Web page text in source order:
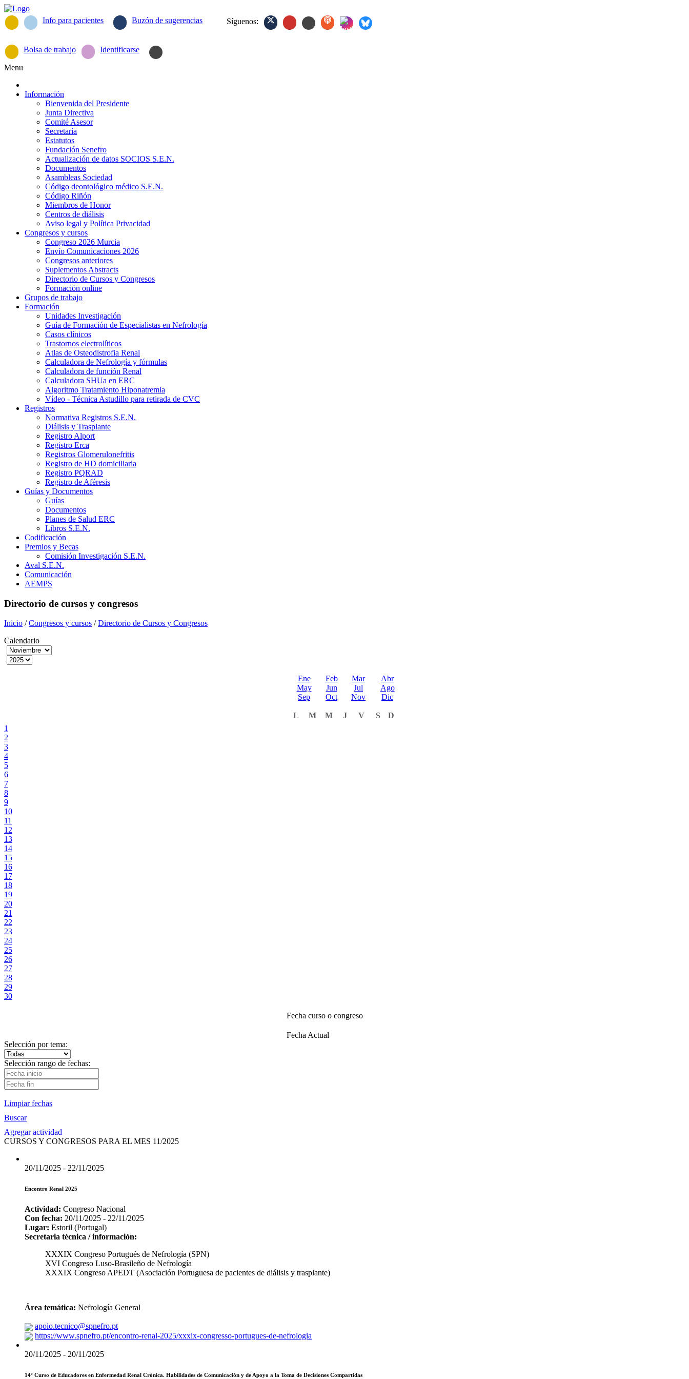
Info para pacientes Buzón de sugerencias Síguenos:
Bolsa de trabajo Identificarse
Menu
Información
Bienvenida del Presidente
Junta Directiva
Comité Asesor
Secretaría
Estatutos
Fundación Senefro
Actualización de datos SOCIOS S.E.N.
Documentos
Asambleas Sociedad
Código deontológico médico S.E.N.
Código Riñón
Miembros de Honor
Centros de diálisis
Aviso legal y Política Privacidad
Congresos y cursos
Congreso 2026 Murcia
Envío Comunicaciones 2026
Congresos anteriores
Suplementos Abstracts
Directorio de Cursos y Congresos
Formación online
Grupos de trabajo
Formación
Unidades Investigación
Guía de Formación de Especialistas en Nefrología
Casos clínicos
Trastornos electrolíticos
Atlas de Osteodistrofia Renal
Calculadora de Nefrología y fórmulas
Calculadora de función Renal
Calculadora SHUa en ERC
Algoritmo Tratamiento Hiponatremia
Vídeo - Técnica Astudillo para retirada de CVC
Registros
Normativa Registros S.E.N.
Diálisis y Trasplante
Registro Alport
Registro Erca
Registros Glomerulonefritis
Registro de HD domiciliaria
Registro PQRAD
Registro de Aféresis
Guías y Documentos
Guías
Documentos
Planes de Salud ERC
Libros S.E.N.
Codificación
Premios y Becas
Comisión Investigación S.E.N.
Aval S.E.N.
Comunicación
AEMPS
Directorio de cursos y congresos
Inicio /Congresos y cursos /Directorio de Cursos y Congresos
Calendario
Ene Feb Mar
Abr
May
Jun Jul
Ago
Sep
Oct Nov Dic
L M M J V S
D
1
2
3
4
5
6
7
8
9
10
11
12
13
14
15
16
17
18
19
20
21
22
23
24
25
26
27
28
29
30
Fecha curso o congreso
Fecha Actual
Selección por tema:
Selección rango de fechas:
Limpiar fechas
Buscar
Agregar actividad
CURSOS Y CONGRESOS PARA EL MES 11/2025
20/11/2025 - 22/11/2025
Encontro Renal 2025
Actividad: Congreso Nacional
Con fecha: 20/11/2025 - 22/11/2025
Lugar: Estoril (Portugal)
Secretaria técnica / información:
XXXIX Congreso Portugués de Nefrología (SPN)
XVI Congreso Luso-Brasileño de Nefrología
XXXIX Congreso APEDT (Asociación Portuguesa de pacientes de diálisis y trasplante)
Área temática: Nefrología General
apoio.tecnico@spnefro.pt
https://www.spnefro.pt/encontro-renal-2025/xxxix-congresso-portugues-de-nefrologia
20/11/2025 - 20/11/2025
14º Curso de Educadores en Enfermedad Renal Crónica. Habilidades de Comunicación y de Apoyo a la Toma de Decisiones Compartidas